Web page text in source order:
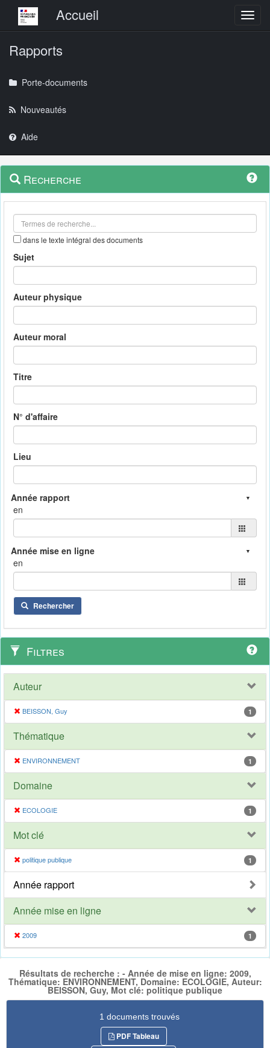
Menu principalAccueil
Rapports
Porte-documents
Nouveautés
Aide
Navigation
outils
Menu
contextuel
Recherche
dans le texte intégral des documents
Sujet
Auteur physique
Auteur moral
Titre
N° d'affaire
Lieu
en
en
Rechercher
Filtres
Auteur
BEISSON, Guy 1
Thématique
ENVIRONNEMENT 1
Domaine
ECOLOGIE 1
Mot clé
politique publique 1
Année rapport
Année mise en ligne
2009 1
Résultats de recherche : - Année de mise en ligne: 2009,
Thématique: ENVIRONNEMENT, Domaine: ECOLOGIE, Auteur:
BEISSON, Guy, Mot clé: politique publique
1 documents trouvés
PDF Tableau